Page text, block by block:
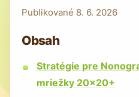
Publikované 8. 6. 2026
Obsah
Stratégie pre
mriežky 20×20+